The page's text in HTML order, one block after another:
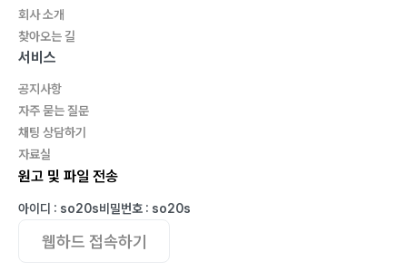
를 수용하지 않는데, 어떻게 해야 하나요?
26. 신고는 누구에게 하면 되나요?
했는데, 이게 직장 내 괴롭힘 신고로 인정이 되나요?
28. 반복적으로 직장 내 괴롭힘 신고를 하는 사람에 대한
처리는?
29. 허위 신고인에 대해서는 어떻게 처리하면 되나요?
30. 직장 내 괴롭힘 신고를 각하할 수는 없는 것인지?
31. 비밀유지의무를 위반한 직원에 대해서 징계를 반드시
해야 하나요?
회사 소개
찾아오는 길
서비스
공지사항
자주 묻는 질문
채팅 상담하기
자료실
원고 및 파일 전송
아이디 : so20s비밀번호 : so20s
웹하드 접속하기